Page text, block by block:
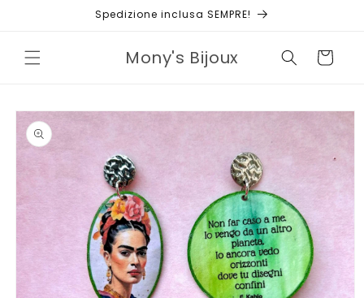
Spedizione inclusa SEMPRE!
Mony's Bijoux Carrello
Passa alle
informazioni
sul prodotto